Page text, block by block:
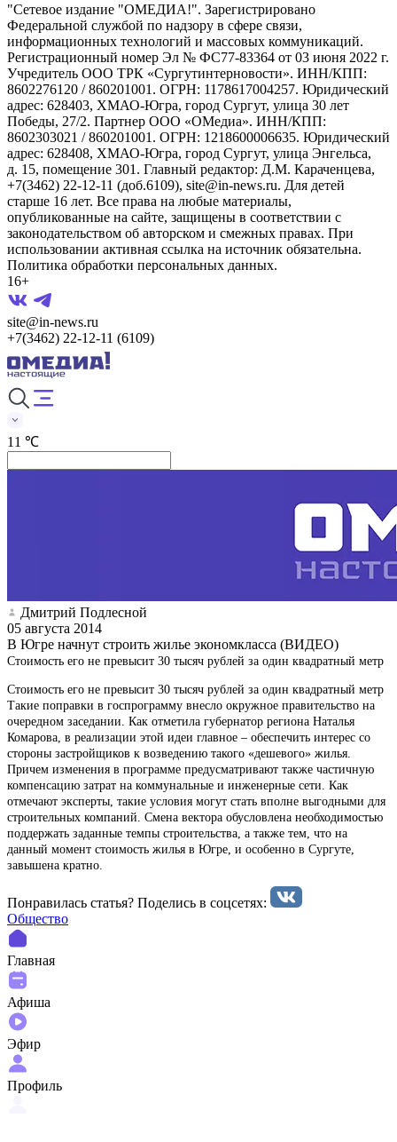
"Сетевое издание "ОМЕДИА!". Зарегистрировано
Федеральной службой по надзору в сфере связи,
информационных технологий и массовых коммуникаций.
Регистрационный номер Эл № ФС77-83364 от 03 июня 2022 г.
Учредитель ООО ТРК «Сургутинтерновости». ИНН/КПП:
8602276120 / 860201001. ОГРН: 1178617004257. Юридический
адрес: 628403, ХМАО-Югра, город Сургут, улица 30 лет
Победы, 27/2. Партнер ООО «ОМедиа». ИНН/КПП:
8602303021 / 860201001. ОГРН: 1218600006635. Юридический
адрес: 628408, ХМАО-Югра, город Сургут, улица Энгельса,
д. 15, помещение 301. Главный редактор: Д.М. Караченцева,
+7(3462) 22-12-11 (доб.6109), site@in-news.ru. Для детей
старше 16 лет. Все права на любые материалы,
опубликованные на сайте, защищены в соответствии с
законодательством об авторском и смежных правах. При
использовании активная ссылка на источник обязательна.
Политика обработки персональных данных.
16+
site@in-news.ru
+7(3462) 22-12-11 (6109)
11 ℃
Дмитрий Подлесной
05 августа 2014
В Югре начнут строить жилье экономкласса (ВИДЕО)
Стоимость его не превысит 30 тысяч рублей за один квадратный метр
Стоимость его не превысит 30 тысяч рублей за один квадратный метр
Такие поправки в госпрограмму внесло окружное правительство на
очередном заседании. Как отметила губернатор региона Наталья
Комарова, в реализации этой идеи главное – обеспечить интерес со
стороны застройщиков к возведению такого «дешевого» жилья.
Причем изменения в программе предусматривают также частичную
компенсацию затрат на коммунальные и инженерные сети. Как
отмечают эксперты, такие условия могут стать вполне выгодными для
строительных компаний. Смена вектора обусловлена необходимостью
поддержать заданные темпы строительства, а также тем, что на
данный момент стоимость жилья в Югре, и особенно в Сургуте,
завышена кратно.
Понравилась статья? Поделиcь в соцсетях:
Общество
Главная
Афиша
Эфир
Профиль